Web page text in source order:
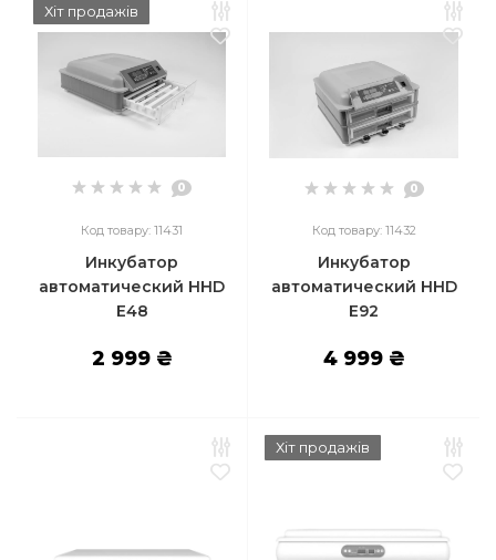
Хіт продажів
0
Код товару: 11431
Инкубатор
автоматический HHD
E48
2 999 ₴
0
Код товару: 11432
Инкубатор
автоматический HHD
E92
4 999 ₴
Хіт продажів